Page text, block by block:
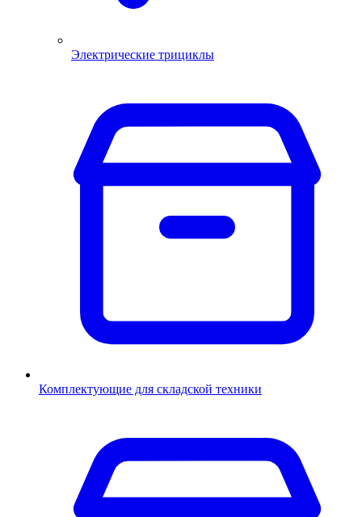
Электрические трициклы
Комплектующие для складской техники